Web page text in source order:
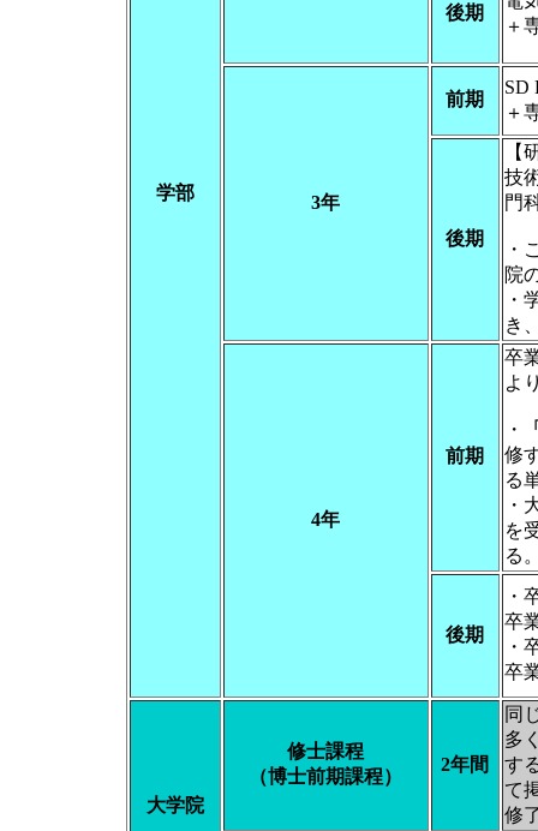
学部
後期
＋
3年
前期
SD
＋
後期
【
技
門
・
院
・
き
4年
前期
卒
よ
・
修
る
・
を
る
後期
・
卒
・
卒
大学院
修士課程
（博士前期課程）
2年間
同
多
す
て
修